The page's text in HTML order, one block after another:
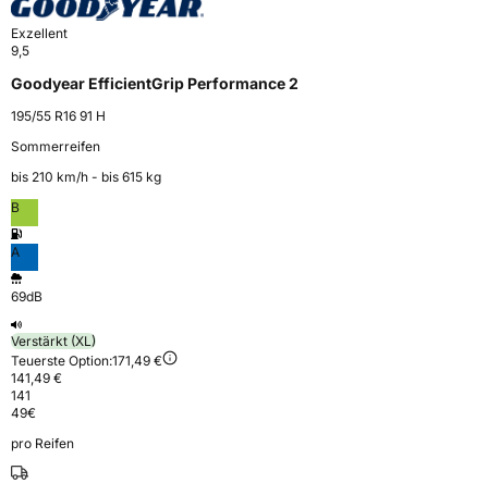
Exzellent
9,5
Goodyear EfficientGrip Performance 2
195/55 R16 91 H
Sommerreifen
bis 210 km⁠/⁠h - bis 615 kg
B
A
69dB
Verstärkt (XL)
Teuerste Option:171,49 €
141,49 €
141
49€
pro Reifen